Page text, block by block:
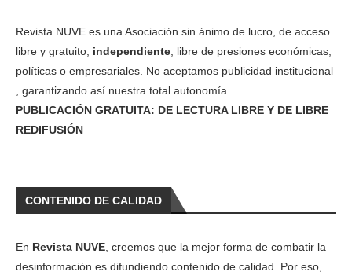
Revista NUVE es una Asociación sin ánimo de lucro, de acceso
libre y gratuito, independiente , libre de presiones económicas,
políticas o empresariales. No aceptamos publicidad institucional
, garantizando así nuestra total autonomía.
PUBLICACIÓN GRATUITA: DE LECTURA LIBRE Y DE LIBRE
REDIFUSIÓN
CONTENIDO DE CALIDAD
En Revista NUVE , creemos que la mejor forma de combatir la
desinformación es difundiendo contenido de calidad. Por eso,